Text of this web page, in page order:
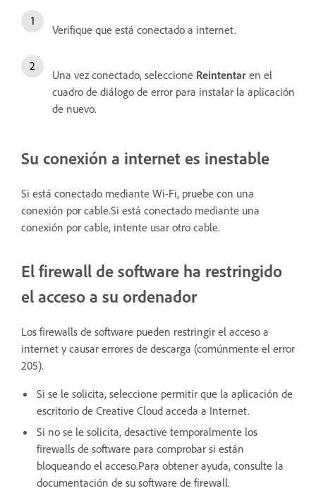
Verifique que está conectado a internet.
Una vez conectado, seleccione Reintentar en el
cuadro de diálogo de error para instalar la aplicación
de nuevo.
Su conexión a internet es inestable
Si está conectado mediante Wi-Fi, pruebe con una
conexión por cable.Si está conectado mediante una
conexión por cable, intente usar otro cable.
El firewall de software ha restringido
el acceso a su ordenador
Los firewalls de software pueden restringir el acceso a
internet y causar errores de descarga (comúnmente el error
205).
Si se le solicita, seleccione permitir que la aplicación de
escritorio de Creative Cloud acceda a Internet.
Si no se le solicita, desactive temporalmente los
firewalls de software para comprobar si están
bloqueando el acceso.Para obtener ayuda, consulte la
documentación de su software de firewall.